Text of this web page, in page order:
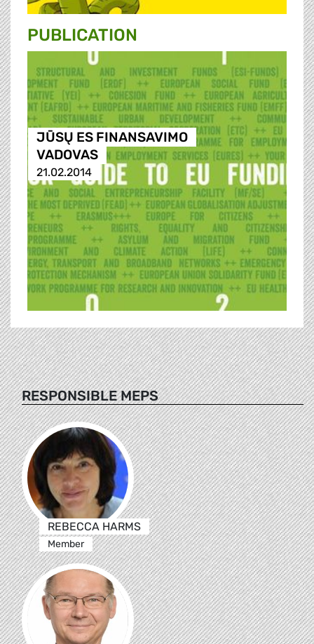
PUBLICATION
JŪSŲ ES FINANSAVIMO
VADOVAS
21.02.2014
RESPONSIBLE MEPS
REBECCA HARMS
Member